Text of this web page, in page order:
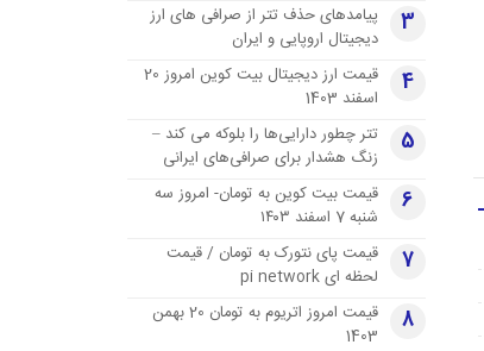
3
پیامدهای حذف تتر از صرافی های ارز
دیجیتال اروپایی و ایران
4
قیمت ارز دیجیتال بیت کوین امروز 20
اسفند 1403
5
تتر چطور دارایی‌ها را بلوکه می کند –
زنگ هشدار برای صرافی‌های ایرانی
6
قیمت بیت کوین به تومان- امروز سه
شنبه 7 اسفند ۱۴۰۳
7
قیمت پای نتورک به تومان / قیمت
لحظه ای pi network
8
قیمت امروز اتریوم به تومان 20 بهمن
1403